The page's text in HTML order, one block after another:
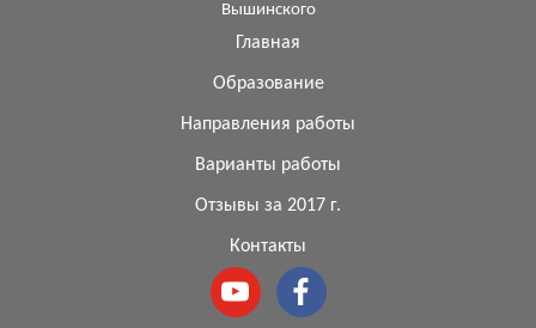
Вышинского
Главная
Образование
Направления работы
Варианты работы
Отзывы за 2017 г.
Контакты